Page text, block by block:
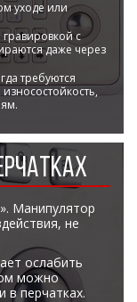
Боковые
уходе или
с
даже через
требуются
Манипулятор
не
ослабить
можно
в перчатках.